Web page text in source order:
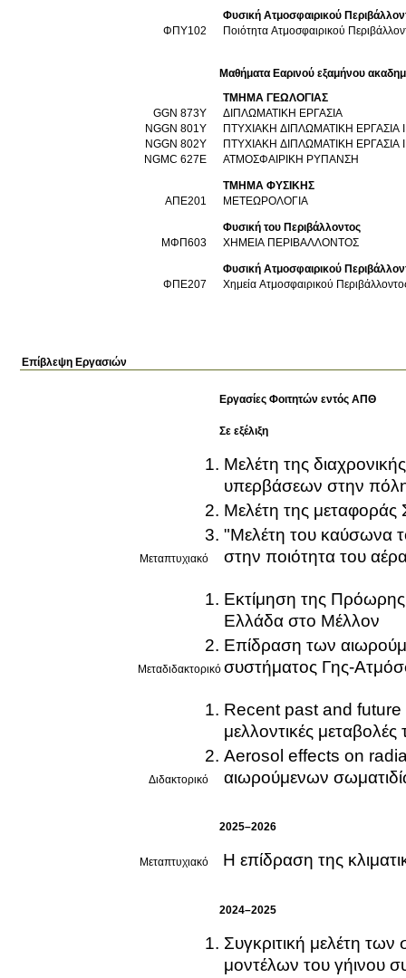
Φυσική Ατμοσφαιρικού
ΦΠΥ102
Ποιότητα Ατμοσφαιρικού
Μαθήματα Εαρινού εξαμήνου
ΤΜΗΜΑ ΓΕΩΛΟΓΙΑΣ
GGN 873Υ
ΔΙΠΛΩΜΑΤΙΚΗ ΕΡΓΑΣΙΑ
NGGN 801Y
ΠΤΥΧΙΑΚΗ ΔΙΠΛΩΜΑΤΙΚΗ ΕΡΓΑΣΙΑ Ι
NGGN 802Y
ΠΤΥΧΙΑΚΗ ΔΙΠΛΩΜΑΤΙΚΗ ΕΡΓΑΣΙΑ
NGMC 627E
ΑΤΜΟΣΦΑΙΡΙΚΗ ΡΥΠΑΝΣΗ
ΤΜΗΜΑ ΦΥΣΙΚΗΣ
ΑΠΕ201
ΜΕΤΕΩΡΟΛΟΓΙΑ
Φυσική του Περιβάλλοντος
ΜΦΠ603
ΧΗΜΕΙΑ ΠΕΡΙΒΑΛΛΟΝΤΟΣ
Φυσική Ατμοσφαιρικού
ΦΠΕ207
Χημεία Ατμοσφαιρικού
Επίβλεψη Εργασιών
Εργασίες Φοιτητών εντός ΑΠΘ
Σε εξέλιξη
Μεταπτυχιακό
Μελέτη της
υπερβάσεων στην
Μελέτη της μεταφοράς
"Μελέτη του καύσωνα
στην ποιότητα του
Μεταδιδακτορικό
Εκτίμηση της
Ελλάδα στο Μέλλον
Επίδραση των
συστήματος Γης-
Διδακτορικό
Recent past and
μελλοντικές
Aerosol effects on
αιωρούμενων
2025–2026
Μεταπτυχιακό Η επίδραση της
2024–2025
Συγκριτική μελέτη
μοντέλων του γήινου